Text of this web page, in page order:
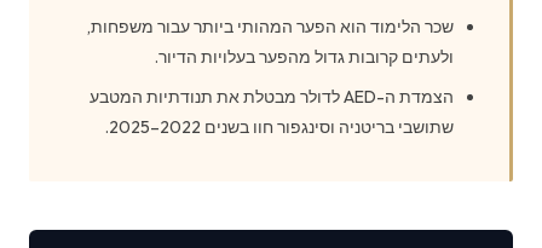
שכר הלימוד הוא הפער המהותי ביותר עבור משפחות,
ולעתים קרובות גדול מהפער בעלויות הדיור.
הצמדת ה-AED לדולר מבטלת את תנודתיות המטבע
שתושבי בריטניה וסינגפור חוו בשנים 2022–2025.